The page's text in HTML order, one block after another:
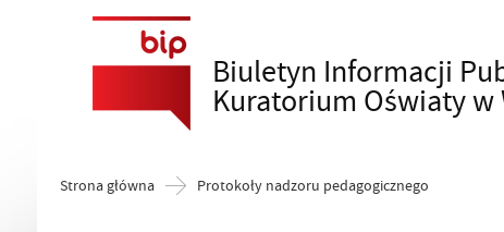
Biuletyn Informacji
Kuratorium Oświaty w
Szukaj
Strona główna Protokoły nadzoru pedagogicznego